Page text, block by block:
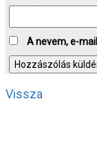
A nevem, e-
Vissza